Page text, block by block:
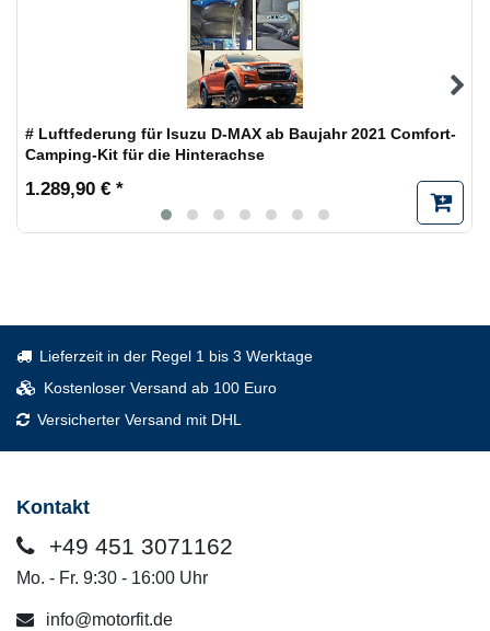
# Luftfederung für Isuzu D-MAX ab Baujahr 2021 Comfort-
Camping-Kit für die Hinterachse
1.289,90 € *
Lieferzeit in der Regel 1 bis 3 Werktage
Kostenloser Versand ab 100 Euro
Versicherter Versand mit DHL
Kontakt
+49 451 3071162
Mo. - Fr. 9:30 - 16:00 Uhr
info@motorfit.de